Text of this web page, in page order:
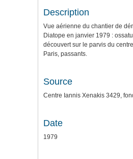
Description
Vue aérienne du chantier de
Diatope en janvier 1979 :
découvert sur le parvis du
Paris, passants.
Source
Centre Iannis Xenakis 3429,
Date
1979